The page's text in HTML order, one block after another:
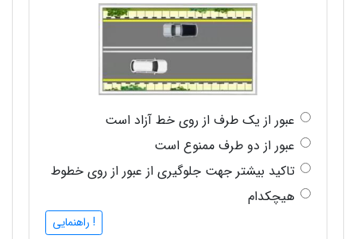
عبور از یک طرف از روی خط آزاد است
عبور از دو طرف ممنوع است
تاکید بیشتر جهت جلوگیری از عبور از روی خطوط
هیچکدام
! راهنمایی